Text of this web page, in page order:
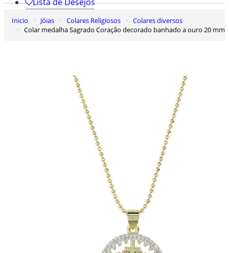
0
Carrinho de Compras
Inicio Jóias Colares Religiosos
Colares diversos
Colar medalha Sagrado Coração decorado banhado a ouro 20 mm